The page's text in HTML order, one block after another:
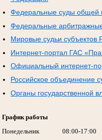
Федеральные суды общей
Федеральные
Мировые судьи субъектов
Интернет-портал ГАС
Официальный интернет-
Российское объединение
Органы государственной
График работы
Понедельник
08:00-17:00